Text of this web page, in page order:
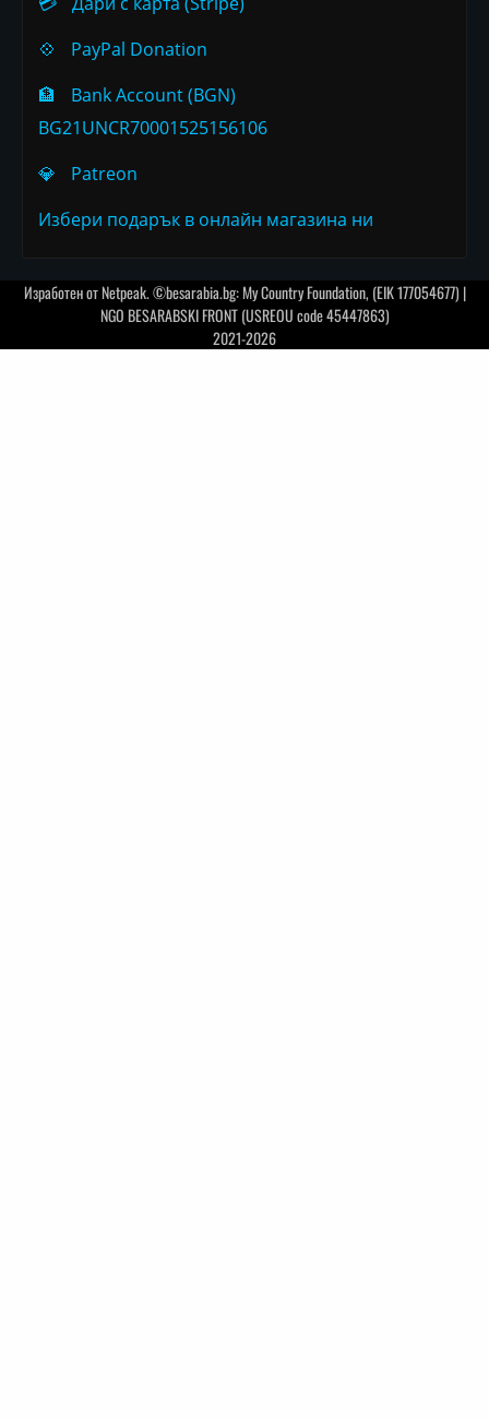
💠
PayPal Donation
🏦
Bank Account (BGN)
BG21UNCR70001525156106
💎
Patreon
Избери подарък в онлайн магазина ни
Изработен отNetpeak. ©besarabia.bg: My Country Foundation, (EIK 177054677) |
NGO BESARABSKI FRONT (USREOU code 45447863)
2021-2026